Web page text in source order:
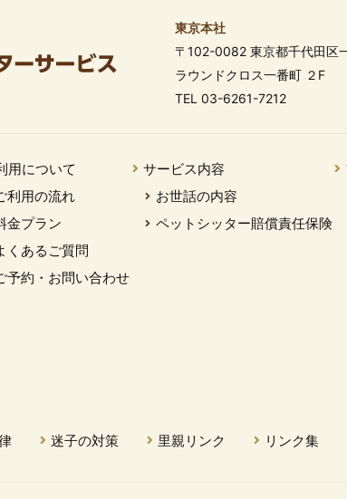
東京本社
〒102-0082 東京都千代田区
ラウンドクロス一番町 ２F
TEL 03-6261-7212
用について
利用の流れ
金プラン
くあるご質問
予約・お問い合わせ
サービス内容
お世話の内容
ペットシッター賠償責任保険
迷子の対策 里親リンク リンク集